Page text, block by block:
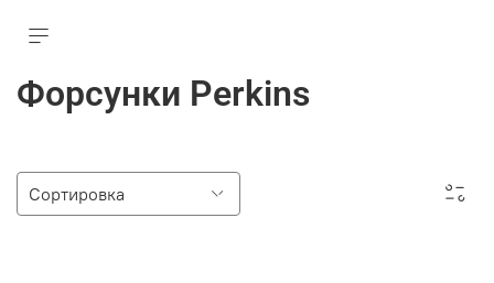
Форсунки Perkins